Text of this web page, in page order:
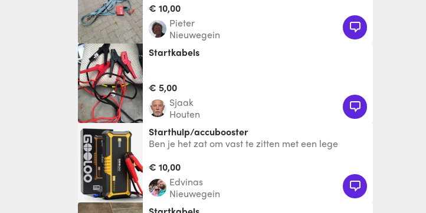
pechlam
€ 10,00
Pieter
Nieuwegein
Startkabels
€ 5,00
Sjaak
Houten
Starthulp/accubooster
Ben je het zat om vast te zitten met een lege
je da
€ 10,00
Edvinas
Nieuwegein